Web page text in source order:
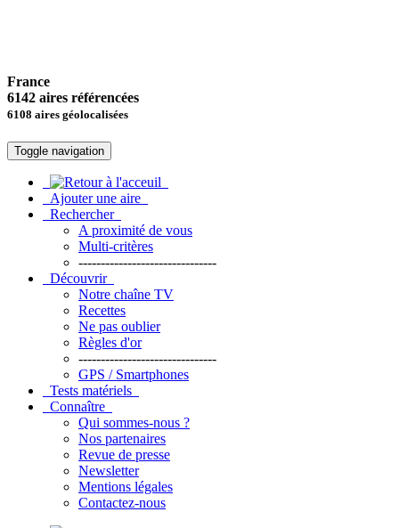
France
6142 aires référencées
6108 aires géolocalisées
Toggle navigation
Ajouter une aire
Rechercher
A proximité de vous
Multi-critères
-------------------------------
Découvrir
Notre chaîne TV
Recettes
Ne pas oublier
Règles d'or
-------------------------------
GPS / Smartphones
Tests matériels
Connaître
Qui sommes-nous ?
Nos partenaires
Revue de presse
Newsletter
Mentions légales
Contactez-nous